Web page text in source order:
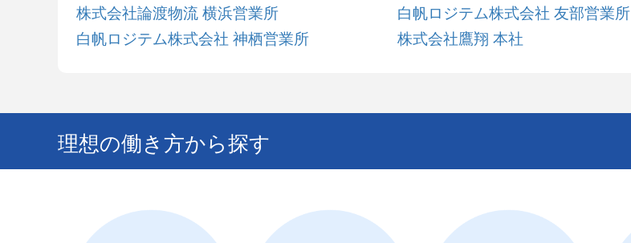
株式会社論渡物流 横浜営業所
白帆ロジテム株式会社 神栖営業所
白帆ロジテム株式会社 友部営業所
株式会社鷹翔 本社
理想の働き方から探す